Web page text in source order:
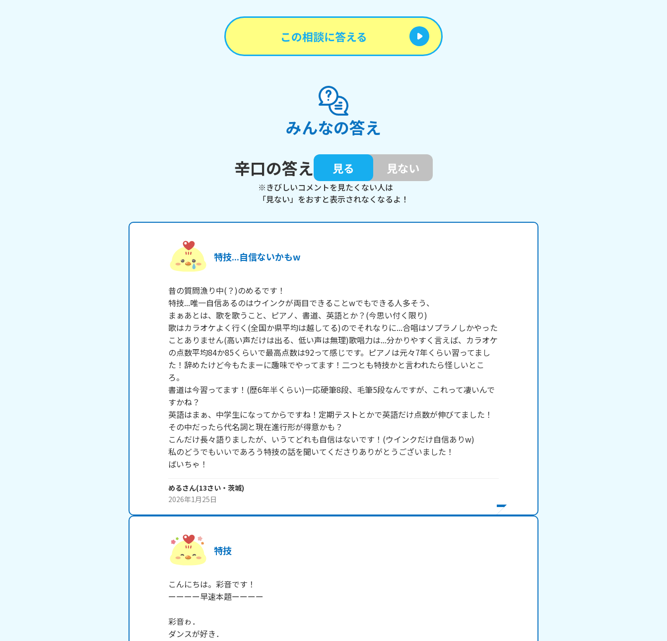
この相談に答える
みんなの答え
辛口の答え
見る 見ない
※きびしいコメントを見たくない人は
「見ない」をおすと表示されなくなるよ！
特技...自信ないかもw
昔の質問漁り中(？)のめるです！
特技...唯一自信あるのはウインクが両目できることwでもできる人多そう、
まぁあとは、歌を歌うこと、ピアノ、書道、英語とか？(今思い付く限り)
歌はカラオケよく行く(全国か県平均は越してる)のでそれなりに...合唱はソプラノしかやった
ことありません(高い声だけは出る、低い声は無理)歌唱力は...分かりやすく言えば、カラオケ
の点数平均84か85くらいで最高点数は92って感じです。ピアノは元々7年くらい習ってまし
た！辞めたけど今もたまーに趣味でやってます！二つとも特技かと言われたら怪しいとこ
ろ。
書道は今習ってます！(歴6年半くらい)一応硬筆8段、毛筆5段なんですが、これって凄いんで
すかね？
英語はまぁ、中学生になってからですね！定期テストとかで英語だけ点数が伸びてました！
その中だったら代名詞と現在進行形が得意かも？
こんだけ長々語りましたが、いうてどれも自信はないです！(ウインクだけ自信ありw)
私のどうでもいいであろう特技の話を聞いてくださりありがとうございました！
ばいちゃ！
めるさん(13さい・ 茨城)
2026年1月25日
特技
こんにちは。彩音です！
ーーーー早速本題ーーーー
彩音ゎ．
ダンスが好き．